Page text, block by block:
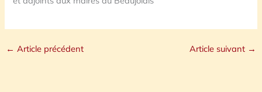
← Article précédent Article suivant →